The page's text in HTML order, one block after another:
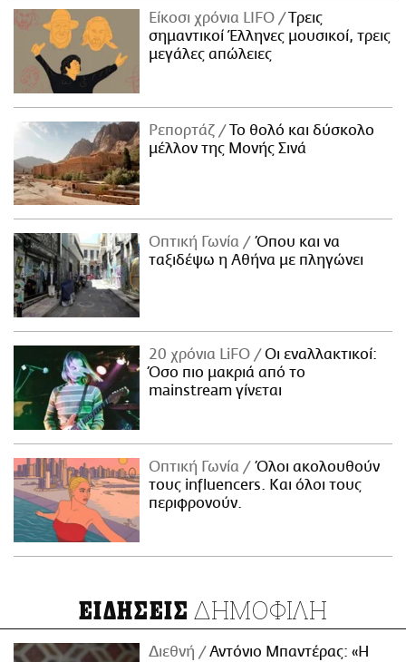
Είκοσι χρόνια LIFO
Tρεις
σημαντικοί Έλληνες μουσικοί, τρεις
μεγάλες απώλειες
Ρεπορτάζ
Το θολό και δύσκολο
μέλλον της Μονής Σινά
Οπτική Γωνία
Όπου και να
ταξιδέψω η Αθήνα με πληγώνει
20 χρόνια LiFO
Οι εναλλακτικοί:
Όσο πιο μακριά από το
mainstream γίνεται
Οπτική Γωνία
Όλοι ακολουθούν
τους influencers. Και όλοι τους
περιφρονούν.
ΕΙΔΗΣΕΙΣ ΔΗΜΟΦΙΛΗ
Διεθνή Αντόνιο Μπαντέρας: «Η